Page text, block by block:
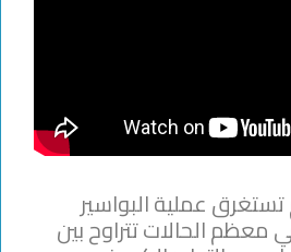
عملية البواسير
في معظم الحالات تتراوح بين